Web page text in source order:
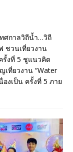
ทศกาลวิถีน้ำ…วิถี
ชวนเที่ยวงาน
รั้งที่ 5 ชูแนวคิด
เที่ยวงาน “Water
องเป็น ครั้งที่ 5 ภาย